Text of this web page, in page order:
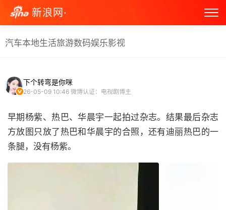
新浪网·
汽车本地生活旅游数码娱乐影视
下个转弯是你咪
26-05-09 10:46 微博认证：电视剧博主
早期杨紫、热巴、华晨宇一起拍过杂志。结果最后杂志
方放图只放了热巴和华晨宇的合照，还有迪丽热巴的一
条腿，没有杨紫。 ​